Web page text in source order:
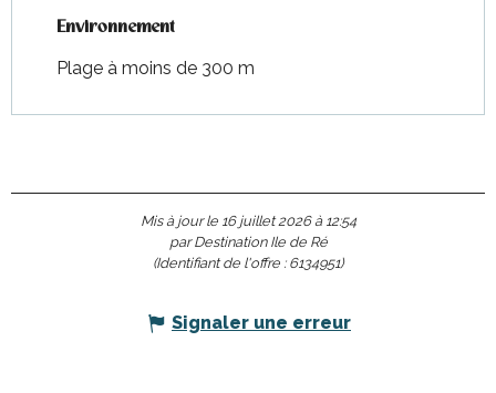
Environnement
Environnement
Plage à moins de 300 m
Mis à jour le 16 juillet 2026 à 12:54
par Destination Ile de Ré
(Identifiant de l'offre : 6134951)
Signaler une erreur